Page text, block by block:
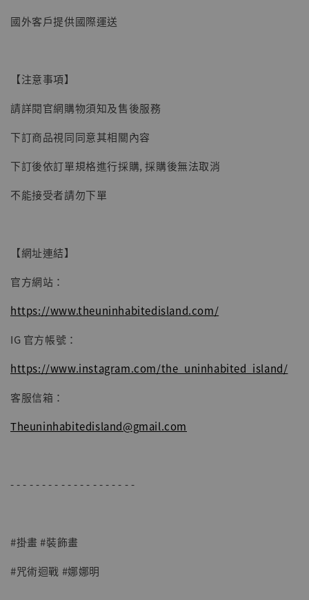
【現貨】BJSTUDIO 1/6系列可動蒐藏人偶 讓
NT$ 4,980
NT$ 5,300
國外客戶提供國際運送
【注意事項】
請詳閱官網購物須知及售後服務
下訂商品視同同意其相關內容
下訂後依訂單規格進行採購, 採購後無法取消
不能接受者請勿下單
【網址連結】
官方網站：
https://www.theuninhabitedisland.com/
IG 官方帳號：
https://www.instagram.com/the_uninhabited_island/
客服信箱：
Theuninhabitedisland@gmail.com
- - - - - - - - - - - - - - - - - - - -
#掛畫 #裝飾畫
#咒術迴戰 #娜娜明